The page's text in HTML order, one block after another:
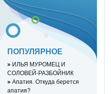
ПОПУЛЯРНОЕ
» ИЛЬЯ МУРОМЕЦ И
СОЛОВЕЙ-РАЗБОЙНИК
» Апатия. Откуда берется
апатия?